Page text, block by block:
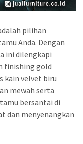
pilihan
Anda. Dengan
ini dilengkapi
finishing gold
kain velvet biru
mewah serta
bersantai di
dan menyenangkan